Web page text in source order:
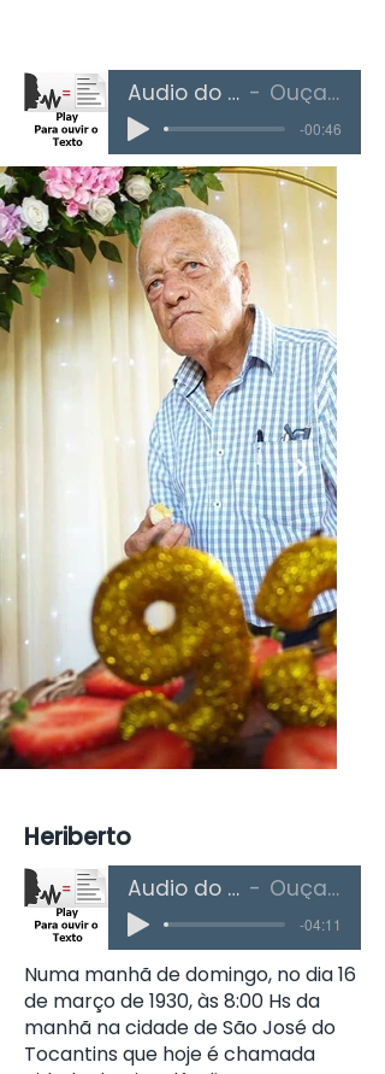
Áudio do Texto Ouça Aqui
-00:46
Heriberto
Áudio do Texto Ouça Aqui
-04:11
Numa manhã de domingo, no dia 16
de março de 1930, às 8:00 Hs da
manhã na cidade de São José do
Tocantins que hoje é chamada